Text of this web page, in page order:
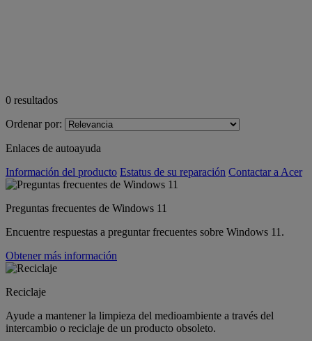
0 resultados
Ordenar por:
Enlaces de autoayuda
Información del producto Estatus de su reparación Contactar a Acer
Preguntas frecuentes de Windows 11
Encuentre respuestas a preguntar frecuentes sobre Windows 11.
Obtener más información
Reciclaje
Ayude a mantener la limpieza del medioambiente a través del
intercambio o reciclaje de un producto obsoleto.